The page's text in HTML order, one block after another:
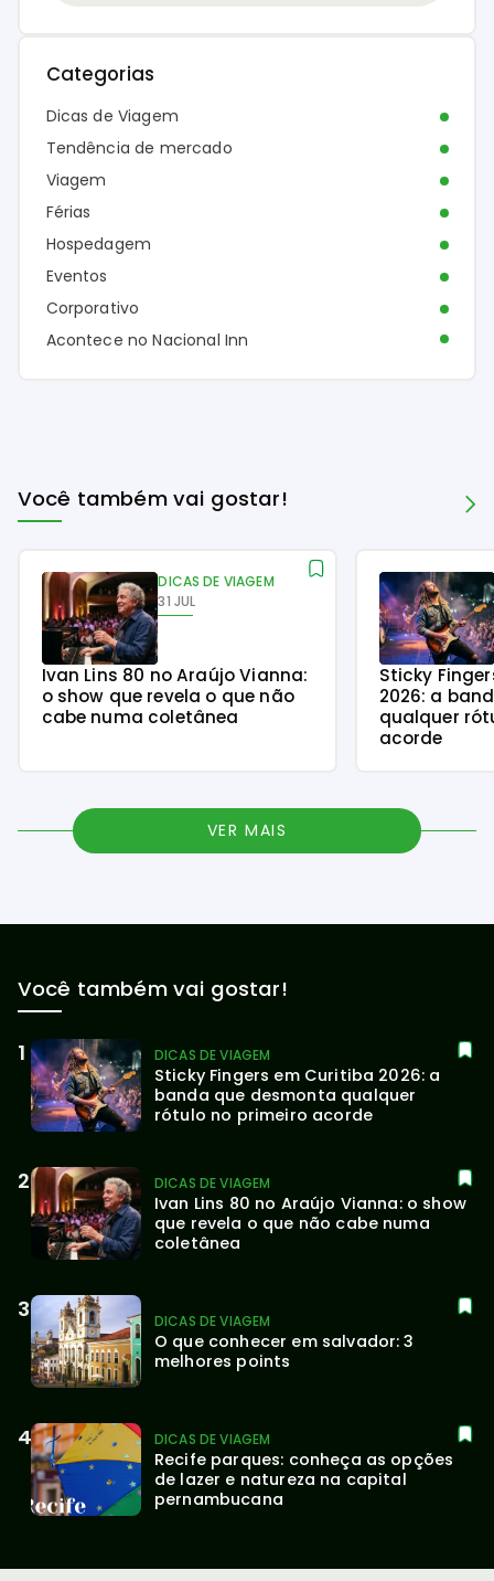
Categorias
Dicas de Viagem
Tendência de mercado
Viagem
Férias
Hospedagem
Eventos
Corporativo
Acontece no Nacional Inn
Você também vai gostar!
DICAS DE VIAGEM
31 JUL
Ivan Lins 80 no Araújo Vianna:
o show que revela o que não
cabe numa coletânea
Sticky
2026: a
qualquer
acorde
VER MAIS
Você também vai gostar!
DICAS DE VIAGEM
Sticky Fingers em Curitiba 2026: a
banda que desmonta qualquer
rótulo no primeiro acorde
DICAS DE VIAGEM
Ivan Lins 80 no Araújo Vianna: o show
que revela o que não cabe numa
coletânea
DICAS DE VIAGEM
O que conhecer em salvador: 3
melhores points
DICAS DE VIAGEM
Recife parques: conheça as opções
de lazer e natureza na capital
pernambucana